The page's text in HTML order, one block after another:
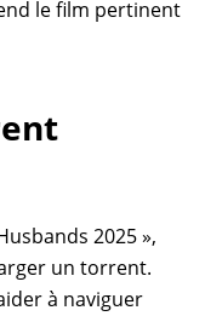
le film pertinent
2025 »,
un torrent.
à naviguer